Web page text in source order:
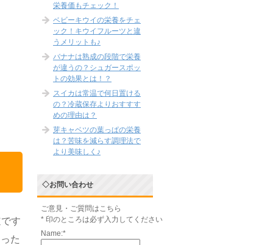
す
た
栄養価もチェック！
ベビーキウイの栄養をチェ
ック！キウイフルーツと違
うメリットも♪
バナナは熟成の段階で栄養
が違うの？シュガースポッ
トの効果とは！？
スイカは常温で何日置ける
の？冷蔵保存よりおすすす
めの理由は？
芽キャベツの葉っぱの栄養
は？苦味を減らす調理法で
より美味しく♪
◇お問い合わせ
ご意見・ご質問はこちら
* 印のところは必ず入力してください
Name:*